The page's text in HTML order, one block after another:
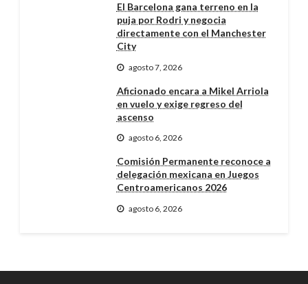
El Barcelona gana terreno en la
puja por Rodri y negocia
directamente con el Manchester
City
agosto 7, 2026
Aficionado encara a Mikel Arriola
en vuelo y exige regreso del
ascenso
agosto 6, 2026
Comisión Permanente reconoce a
delegación mexicana en Juegos
Centroamericanos 2026
agosto 6, 2026